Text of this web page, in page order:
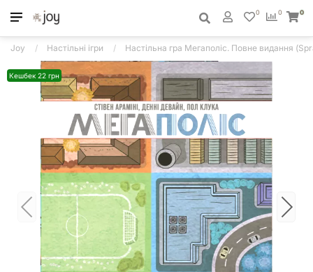
0
0 0
Joy Настільні ігри Настільна гра Мегаполіс. Повне видання
Кешбек 22 грн